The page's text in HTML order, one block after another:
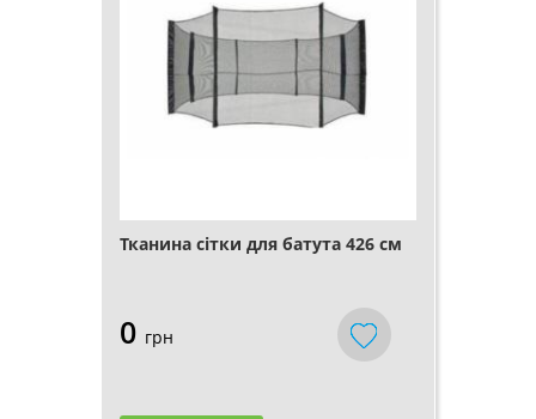
Тканина сітки для батута 426 см
0 грн